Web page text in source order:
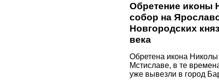
Обретение иконы
собор на
Новгородских
века
Обретена икона Николы
Мстиславе, в те
уже вывезли в город